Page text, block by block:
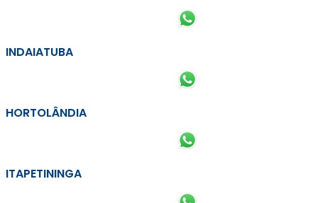
INDAIATUBA
HORTOLÂNDIA
ITAPETININGA